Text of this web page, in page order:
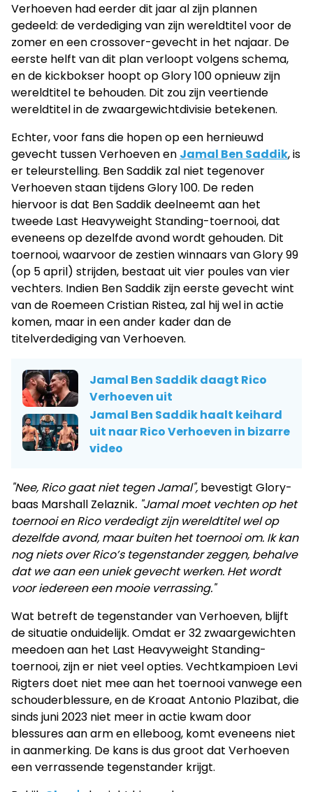
Verhoeven had eerder dit jaar al zijn plannen
gedeeld: de verdediging van zijn wereldtitel voor de
zomer en een crossover-gevecht in het najaar. De
eerste helft van dit plan verloopt volgens schema,
en de kickbokser hoopt op Glory 100 opnieuw zijn
wereldtitel te behouden. Dit zou zijn veertiende
wereldtitel in de zwaargewichtdivisie betekenen.
Echter, voor fans die hopen op een hernieuwd
gevecht tussen Verhoeven en Jamal Ben Saddik, is
er teleurstelling. Ben Saddik zal niet tegenover
Verhoeven staan tijdens Glory 100. De reden
hiervoor is dat Ben Saddik deelneemt aan het
tweede Last Heavyweight Standing-toernooi, dat
eveneens op dezelfde avond wordt gehouden. Dit
toernooi, waarvoor de zestien winnaars van Glory 99
(op 5 april) strijden, bestaat uit vier poules van vier
vechters. Indien Ben Saddik zijn eerste gevecht wint
van de Roemeen Cristian Ristea, zal hij wel in actie
komen, maar in een ander kader dan de
titelverdediging van Verhoeven.
Jamal Ben Saddik daagt Rico
Verhoeven uit
Jamal Ben Saddik haalt keihard
uit naar Rico Verhoeven in bizarre
video
"Nee, Rico gaat niet tegen Jamal", bevestigt Glory-
baas Marshall Zelaznik. "Jamal moet vechten op het
toernooi en Rico verdedigt zijn wereldtitel wel op
dezelfde avond, maar buiten het toernooi om. Ik kan
nog niets over Rico’s tegenstander zeggen, behalve
dat we aan een uniek gevecht werken. Het wordt
voor iedereen een mooie verrassing."
Wat betreft de tegenstander van Verhoeven, blijft
de situatie onduidelijk. Omdat er 32 zwaargewichten
meedoen aan het Last Heavyweight Standing-
toernooi, zijn er niet veel opties. Vechtkampioen Levi
Rigters doet niet mee aan het toernooi vanwege een
schouderblessure, en de Kroaat Antonio Plazibat, die
sinds juni 2023 niet meer in actie kwam door
blessures aan arm en elleboog, komt eveneens niet
in aanmerking. De kans is dus groot dat Verhoeven
een verrassende tegenstander krijgt.